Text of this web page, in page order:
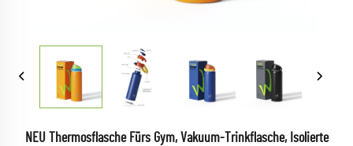
NEU Thermosflasche Fürs Gym, Vakuum-Trinkflasche, Isolierte